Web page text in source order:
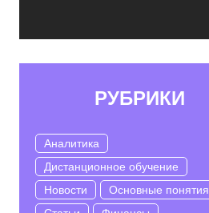
РУБРИКИ
Аналитика
Дистанционное обучение
Новости
Основные понятия